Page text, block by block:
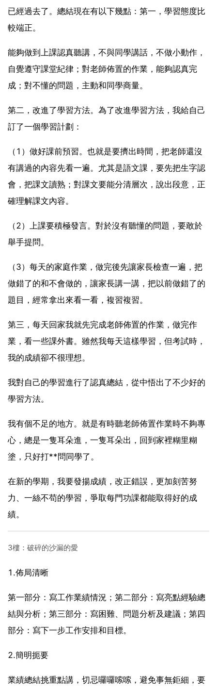
已經過去了。總結現在有以下幾點：第一，學習態度比
較端正。
能夠做到上課認真聽講，不與同學講話，不做小動作，
自覺遵守課堂紀律；對老師佈置的作業，能夠認真完
成；對不懂的問題，主動和同學商量。
第二，改進了學習方法。為了改進學習方法，我給自己
訂了一個學習計劃：
（1）做好課前預習。也就是要擠出時間，把老師還沒
有講過的內容先看一遍。尤其是語文課，要先把生字認
會，把課文讀熟；對課文要能分清層次，說出段意，正
確理解課文內容。
（2）上課要積極發言。對於沒有聽懂的問題，要敢於
舉手提問。
（3）每天的家庭作業，做完後先讓家長檢查一遍，把
做錯了的和不會做的，讓家長講一講，把以前做錯了的
題目，經常拿出來看一看，複習複習。
第三，每天回家我就先完成老師佈置的作業，做完作
業，看一些課外書。雖然我每天這樣學習，但考試時，
我的成績卻不很理想。
我對自己的學習進行了認真總結，從中悟出了不少好的
學習方法。
我有個不足的地方。就是有時聽老師佈置作業時不夠專
心，總是一隻耳朵進，一隻耳朵出，回到家裡糊里糊
塗，只好打**問同學了。
在新的學期，我要發揚成績，改正錯誤，更加刻苦努
力、一絲不苟的學習，爭取每門功課都能取得好的成
績。
3樓：破碎的沙漏的愛
1.佈局清晰
第一部分：寫工作業績情況；第二部分：寫亮點經驗總
結與分析；第三部分：寫困難、問題分析及建議；第四
部分：寫下一步工作安排和目標。
2.簡明扼要
業績總結挑重點講，切忌囉囉嗦嗦，避免事無鉅細，要